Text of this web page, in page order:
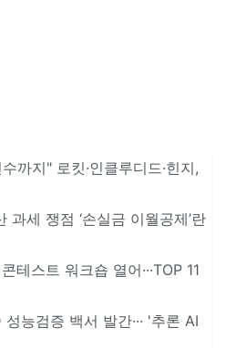
까지" 로킷·인클루디드·힌지,
세 쟁점 ‘손실금 이월공제’란
스트 워크숍 열어···TOP 11
능검증 백서 발간··· '추론 AI